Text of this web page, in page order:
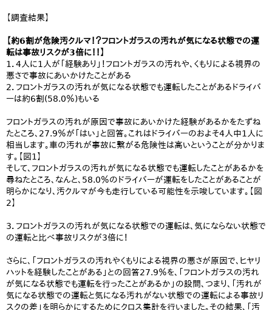
【調査結果】
【約6割が危険汚クルマ！？フロントガラスの汚れが気になる状態での運
転は事故リスクが3倍に！！】
1．4人に1人が「経験あり」！フロントガラスの汚れや、くもりによる視界の
悪さで事故にあいかけたことがある
2．フロントガラスの汚れが気になる状態でも運転したことがあるドライバ
ーは約6割(58.0％)もいる
フロントガラスの汚れが原因で事故にあいかけた経験があるかをたずね
たところ、27.9％が「はい」と回答。これはドライバーのおよそ4人中1人に
相当します。車の汚れが事故に繋がる危険性は高いということが分かりま
す。【図1】
そして、フロントガラスの汚れが気になる状態でも運転したことがあるかを
尋ねたところ、なんと、58.0％のドライバーが運転をしたことがあることが
明らかになり、汚クルマが今も走行している可能性を示唆しています。【図
2】
3．フロントガラスの汚れが気になる状態での運転は、気にならない状態で
の運転と比べ事故リスクが3倍に！
さらに、「フロントガラスの汚れやくもりによる視界の悪さが原因で、ヒヤリ
ハットを経験したことがある」との回答27.9％を、「フロントガラスの汚れ
が気になる状態でも運転を行ったことがあるか」の設問、つまり、「汚れが
気になる状態での運転と気になる汚れがない状態での運転による事故リ
スクの差」を明らかにするためにクロス集計を行いました。その結果、「汚